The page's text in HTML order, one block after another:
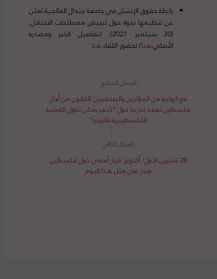
رابطة حقوق الإنسان في جامعة جندال العالمية تعلن
عن تنظيمها ندوة حول تبييض مصطلحات الاحتلال.
(30 سبتمبر 2021). لتفاصيل الخبر ومصدره
الأصلي،هنا/لحضور اللقاءهنا
مع كوكبة من المؤثرين والصحفيين: القانون من أجل
فلسطين تعقد تدريبا حول "كيف يمكن تناول القضية
الفلسطينية قانونياً"
28 تشرين الأول/ أكتوبر: قرار أممي حول فلسطين
صدر في مثل هذا اليوم